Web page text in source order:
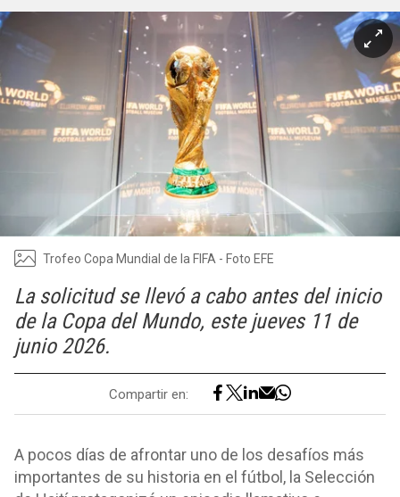
Trofeo Copa Mundial de la FIFA - Foto EFE
La solicitud se llevó a cabo antes del inicio
de la Copa del Mundo, este jueves 11 de
junio 2026.
Compartir en:
A pocos días de afrontar uno de los desafíos más
importantes de su historia en el fútbol, la Selección